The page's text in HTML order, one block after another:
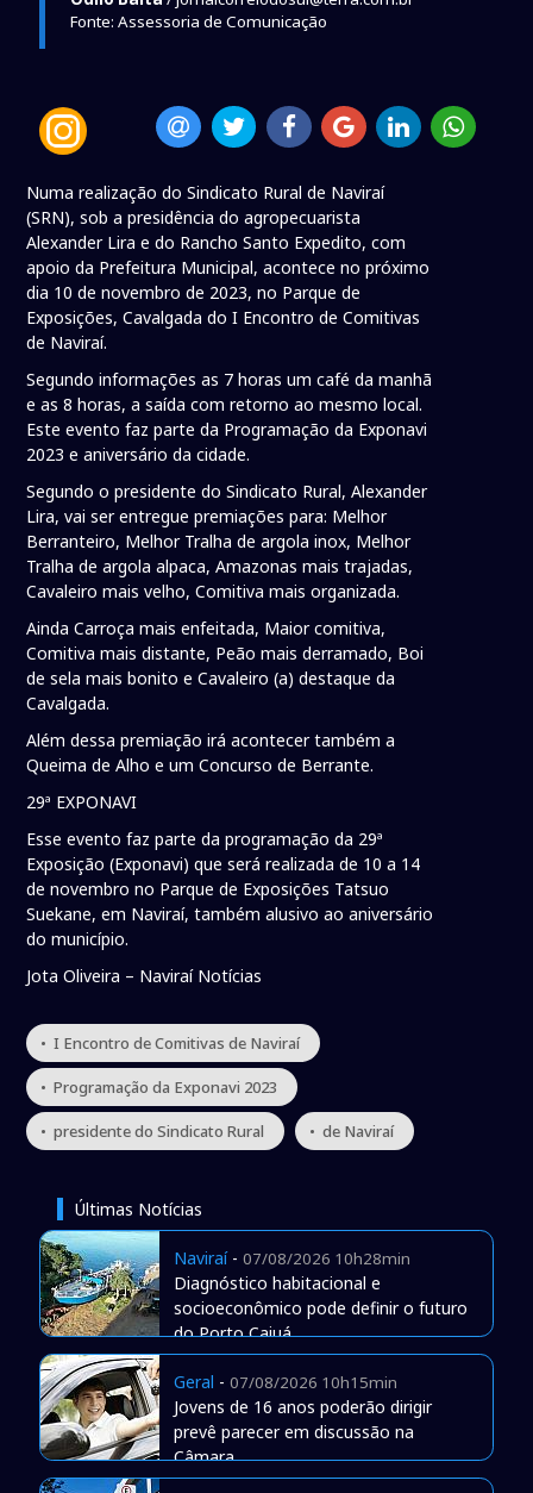
Fonte: Assessoria de Comunicação
Numa realização do Sindicato Rural de Naviraí
(SRN), sob a presidência do agropecuarista
Alexander Lira e do Rancho Santo Expedito, com
apoio da Prefeitura Municipal, acontece no próximo
dia 10 de novembro de 2023, no Parque de
Exposições, Cavalgada do I Encontro de Comitivas
de Naviraí.
Segundo informações as 7 horas um café da manhã
e as 8 horas, a saída com retorno ao mesmo local.
Este evento faz parte da Programação da Exponavi
2023 e aniversário da cidade.
Segundo o presidente do Sindicato Rural, Alexander
Lira, vai ser entregue premiações para: Melhor
Berranteiro, Melhor Tralha de argola inox, Melhor
Tralha de argola alpaca, Amazonas mais trajadas,
Cavaleiro mais velho, Comitiva mais organizada.
Ainda Carroça mais enfeitada, Maior comitiva,
Comitiva mais distante, Peão mais derramado, Boi
de sela mais bonito e Cavaleiro (a) destaque da
Cavalgada.
Além dessa premiação irá acontecer também a
Queima de Alho e um Concurso de Berrante.
29ª EXPONAVI
Esse evento faz parte da programação da 29ª
Exposição (Exponavi) que será realizada de 10 a 14
de novembro no Parque de Exposições Tatsuo
Suekane, em Naviraí, também alusivo ao aniversário
do município.
Jota Oliveira – Naviraí Notícias
• I Encontro de Comitivas de Naviraí
• Programação da Exponavi 2023
• presidente do Sindicato Rural • de Naviraí
Últimas Notícias
Naviraí- 07/08/2026 10h28min
Diagnóstico habitacional e
socioeconômico pode definir o futuro
do Porto Caiuá
Geral - 07/08/2026 10h15min
Jovens de 16 anos poderão dirigir
prevê parecer em discussão na
Câmara